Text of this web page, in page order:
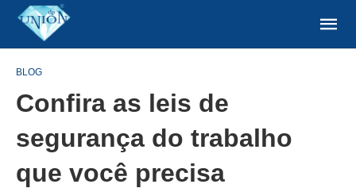
BLOG
Confira as leis de
segurança do trabalho
que você precisa